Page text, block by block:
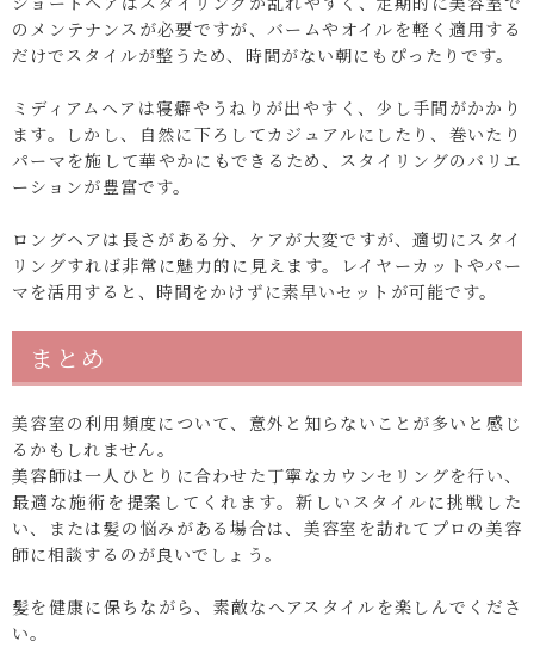
のメンテナンスが必要ですが、バームやオイルを軽く適用する
だけでスタイルが整うため、時間がない朝にもぴったりです。
ミディアムヘアは寝癖やうねりが出やすく、少し手間がかかり
ます。しかし、自然に下ろしてカジュアルにしたり、巻いたり
パーマを施して華やかにもできるため、スタイリングのバリエ
ーションが豊富です。
ロングヘアは長さがある分、ケアが大変ですが、適切にスタイ
リングすれば非常に魅力的に見えます。レイヤーカットやパー
マを活用すると、時間をかけずに素早いセットが可能です。
まとめ
美容室の利用頻度について、意外と知らないことが多いと感じ
るかもしれません。
美容師は一人ひとりに合わせた丁寧なカウンセリングを行い、
最適な施術を提案してくれます。新しいスタイルに挑戦した
い、または髪の悩みがある場合は、美容室を訪れてプロの美容
師に相談するのが良いでしょう。
髪を健康に保ちながら、素敵なヘアスタイルを楽しんでくださ
い。